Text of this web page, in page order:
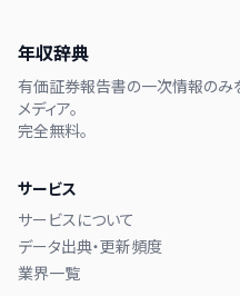
年収辞典
有価証券報告書の一次情報のみ
メディア。
完全無料。
サービス
サービスについて
データ出典・更新頻度
業界一覧